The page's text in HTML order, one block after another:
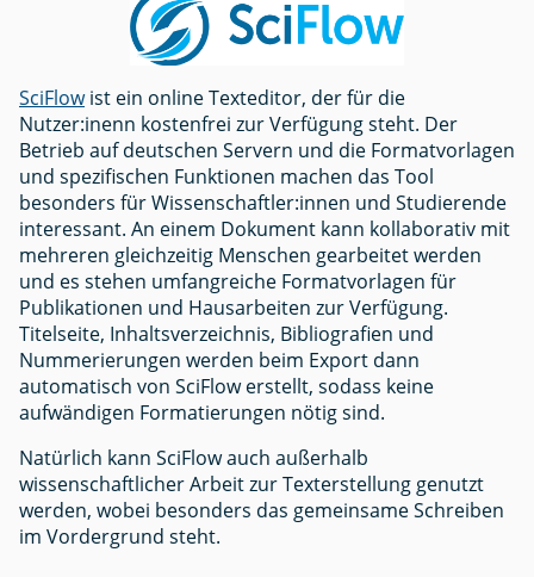
SciFlowist ein online Texteditor, der für die
Nutzer:inenn kostenfrei zur Verfügung steht. Der
Betrieb auf deutschen Servern und die Formatvorlagen
und spezifischen Funktionen machen das Tool
besonders für Wissenschaftler:innen und Studierende
interessant. An einem Dokument kann kollaborativ mit
mehreren gleichzeitig Menschen gearbeitet werden
und es stehen umfangreiche Formatvorlagen für
Publikationen und Hausarbeiten zur Verfügung.
Titelseite, Inhaltsverzeichnis, Bibliografien und
Nummerierungen werden beim Export dann
automatisch von SciFlow erstellt, sodass keine
aufwändigen Formatierungen nötig sind.
Natürlich kann SciFlow auch außerhalb
wissenschaftlicher Arbeit zur Texterstellung genutzt
werden, wobei besonders das gemeinsame Schreiben
im Vordergrund steht.